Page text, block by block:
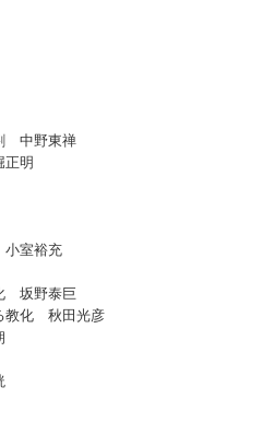
中野東禅
明
室裕充
坂野泰巨
教化 秋田光彦